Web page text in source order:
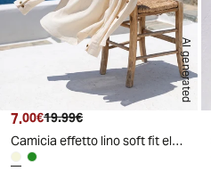
AI generated
Prezzo attuale
7.00€ Prezzo originale
19.99€
Camicia effetto lino soft fit elegante - Beige ecru